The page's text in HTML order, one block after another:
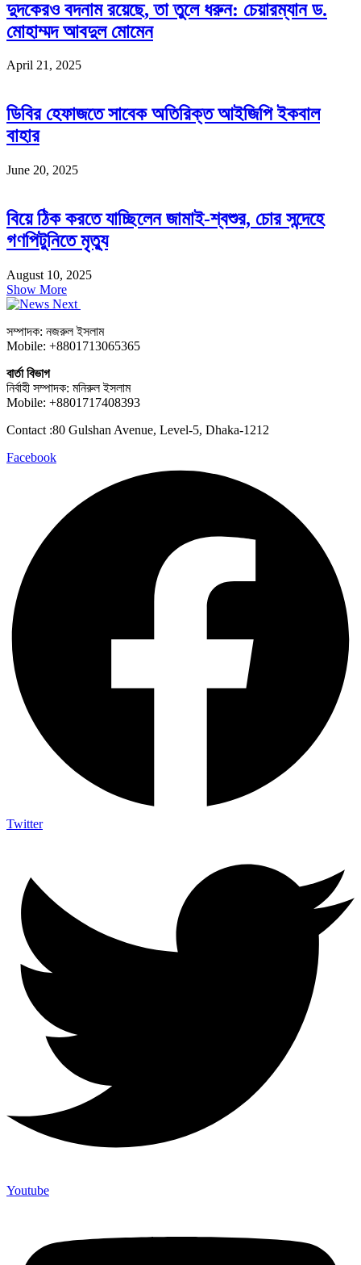
দুদকেরও বদনাম রয়েছে, তা তুলে ধরুন: চেয়ারম্যান ড.
মোহাম্মদ আবদুল মোমেন
April 21, 2025
ডিবির হেফাজতে সাবেক অতিরিক্ত আইজিপি ইকবাল
বাহার
June 20, 2025
বিয়ে ঠিক করতে যাচ্ছিলেন জামাই-শ্বশুর, চোর সন্দেহে
গণপিটুনিতে মৃত্যু
August 10, 2025
Show More
সম্পাদক: নজরুল ইসলাম
Mobile: +8801713065365
বার্তা বিভাগ
নির্বাহী সম্পাদক: মনিরুল ইসলাম
Mobile: +8801717408393
Contact :80 Gulshan Avenue, Level-5, Dhaka-1212
Facebook
Twitter
Youtube